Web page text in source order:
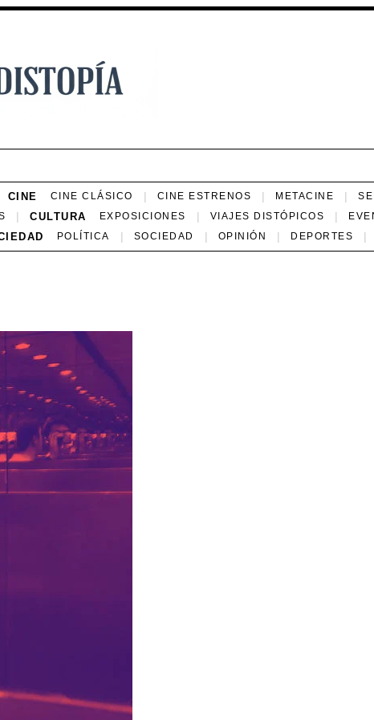
CINE CINE CLÁSICO CINE ESTRENOS METACINE
CULTURA EXPOSICIONES VIAJES DISTÓPICOS
POLÍTICA SOCIEDAD OPINIÓN DEPORTES